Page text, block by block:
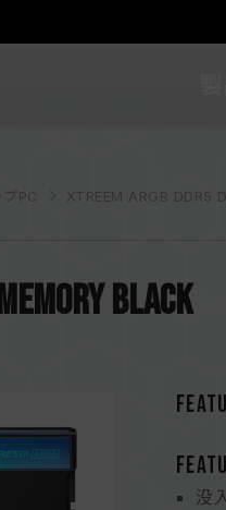
PC XTREEM ARGB
BLACK
没